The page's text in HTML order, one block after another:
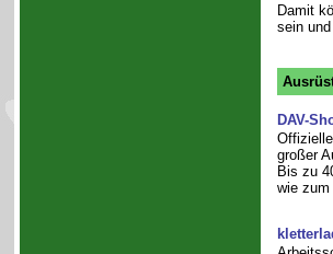
Damit
sein
DAV-
großer
Bis zu
wie zum